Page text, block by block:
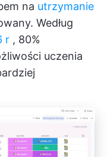
na utrzymanie
Według
r , 80%
uczenia